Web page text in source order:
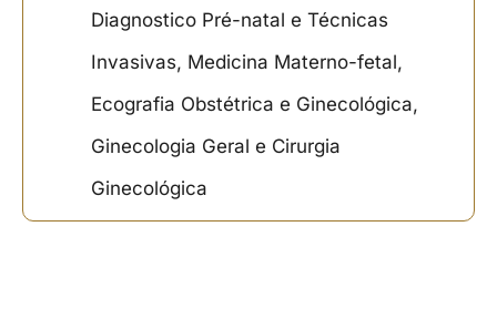
Diagnostico Pré-natal e Técnicas
Invasivas, Medicina Materno-fetal,
Ecografia Obstétrica e Ginecológica,
Ginecologia Geral e Cirurgia
Ginecológica